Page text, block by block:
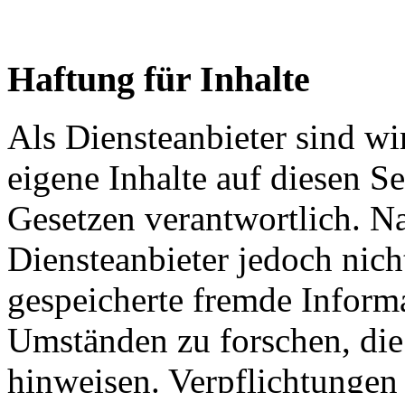
Haftung für Inhalte
Als Diensteanbieter sind
eigene Inhalte auf diesen
Gesetzen verantwortlich.
Diensteanbieter jedoch
gespeicherte fremde
Umständen zu forschen,
hinweisen.